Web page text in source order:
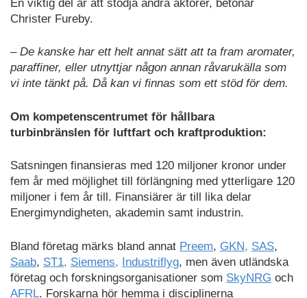
En viktig del är att stödja andra aktörer, betonar
Christer Fureby.
– De kanske har ett helt annat sätt att ta fram aromater,
paraffiner, eller utnyttjar någon annan råvarukälla som
vi inte tänkt på. Då kan vi finnas som ett stöd för dem.
Om kompetenscentrumet för hållbara
turbinbränslen för luftfart och kraftproduktion:
Satsningen finansieras med 120 miljoner kronor under
fem år med möjlighet till förlängning med ytterligare 120
miljoner i fem år till. Finansiärer är till lika delar
Energimyndigheten, akademin samt industrin.
Bland företag märks bland annat Preem, GKN, SAS,
Saab, ST1, Siemens, Industriflyg, men även utländska
företag och forskningsorganisationer som SkyNRG och
AFRL. Forskarna hör hemma i disciplinerna